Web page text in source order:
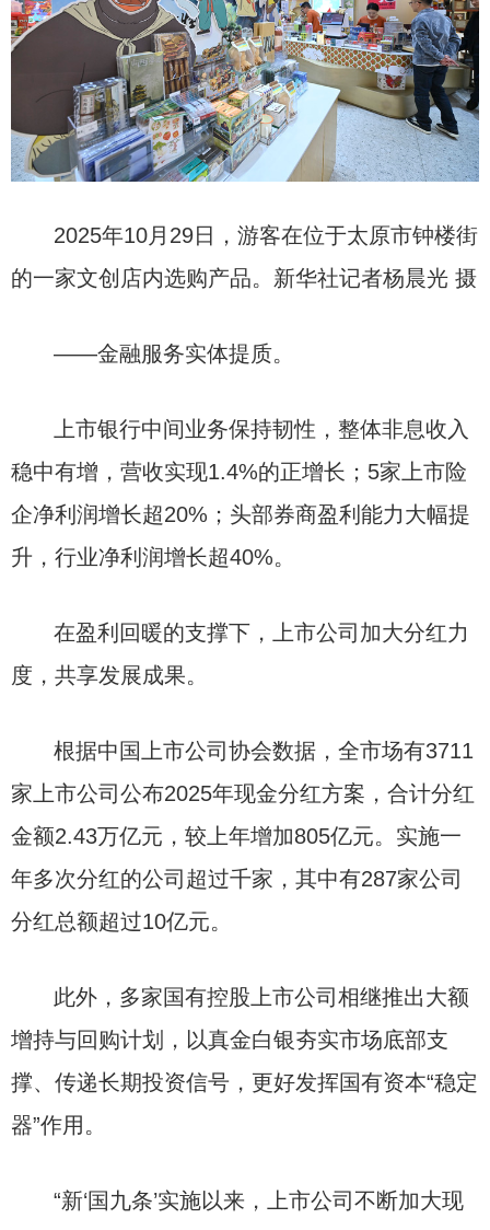
2025年10月29日，游客在位于太原市钟楼街
的一家文创店内选购产品。新华社记者杨晨光 摄
——金融服务实体提质。
上市银行中间业务保持韧性，整体非息收入
稳中有增，营收实现1.4%的正增长；5家上市险
企净利润增长超20%；头部券商盈利能力大幅提
升，行业净利润增长超40%。
在盈利回暖的支撑下，上市公司加大分红力
度，共享发展成果。
根据中国上市公司协会数据，全市场有3711
家上市公司公布2025年现金分红方案，合计分红
金额2.43万亿元，较上年增加805亿元。实施一
年多次分红的公司超过千家，其中有287家公司
分红总额超过10亿元。
此外，多家国有控股上市公司相继推出大额
增持与回购计划，以真金白银夯实市场底部支
撑、传递长期投资信号，更好发挥国有资本“稳定
器”作用。
“新‘国九条’实施以来，上市公司不断加大现